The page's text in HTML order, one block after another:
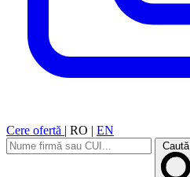
Cere ofertă | RO | EN
Caută